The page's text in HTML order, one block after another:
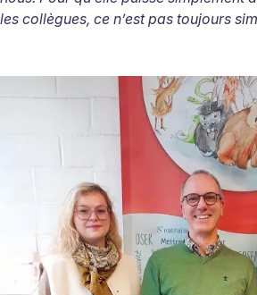
les collègues, ce n’est pas toujours